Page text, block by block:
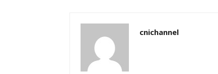
cnichannel